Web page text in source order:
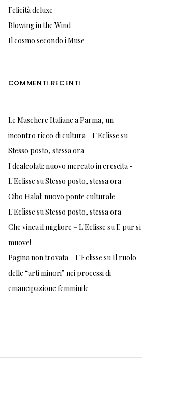
Felicità deluxe
Blowing in the Wind
Il cosmo secondo i Muse
COMMENTI RECENTI
Le Maschere Italiane a Parma, un
incontro ricco di cultura - L'Eclisse su
Stesso posto, stessa ora
I dealcolati: nuovo mercato in crescita -
L'Eclisse suStesso posto, stessa ora
Cibo Halal: nuovo ponte culturale -
L'Eclisse suStesso posto, stessa ora
Che vinca il migliore – L'Eclisse suE pur si
muove!
Pagina non trovata – L'Eclisse suIl ruolo
delle “arti minori” nei processi di
emancipazione femminile